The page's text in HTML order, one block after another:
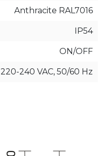
Anthracite RAL7016
IP54
ON/OFF
220-240 VAC, 50/60 Hz